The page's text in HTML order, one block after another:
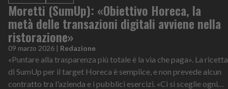
Moretti (SumUp): «Obiettivo Horeca, la
metà delle transazioni digitali avviene nella
ristorazione»
09 marzo 2026 | Redazione
«Puntare alla trasparenza più totale è la via che paga». La ricetta
di SumUp per il target Horeca è semplice, e non prevede alcun
contratto tra l'azienda e i pubblici esercizi. «Ci si sceglie ogni